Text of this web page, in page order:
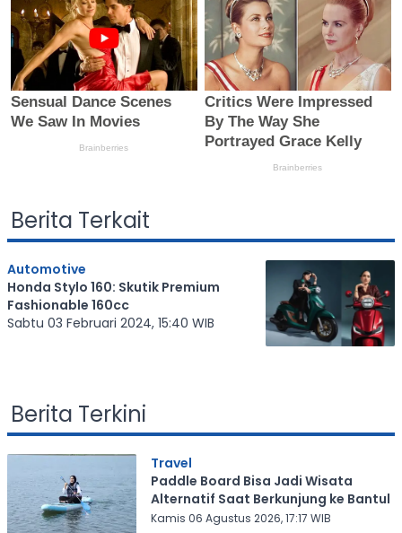
Berita Terkait
Automotive
Honda Stylo 160: Skutik Premium
Fashionable 160cc
Sabtu 03 Februari 2024, 15:40 WIB
Berita Terkini
Travel
Paddle Board Bisa Jadi Wisata
Alternatif Saat Berkunjung ke Bantul
Kamis 06 Agustus 2026, 17:17 WIB